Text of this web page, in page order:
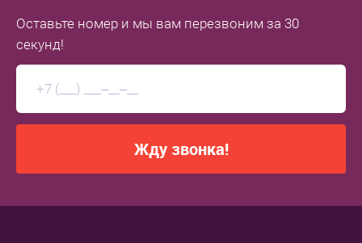
Оставьте номер и мы вам перезвоним за 30
секунд!
Жду звонка!